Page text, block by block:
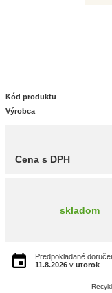
Kód produktu
Výrobca
Cena s DPH
skladom
Predpokladané
11.8.2026 v utorok